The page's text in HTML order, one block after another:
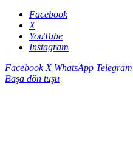
Facebook
X
YouTube
Instagram
Facebook X WhatsApp Telegram
Başa dön tuşu